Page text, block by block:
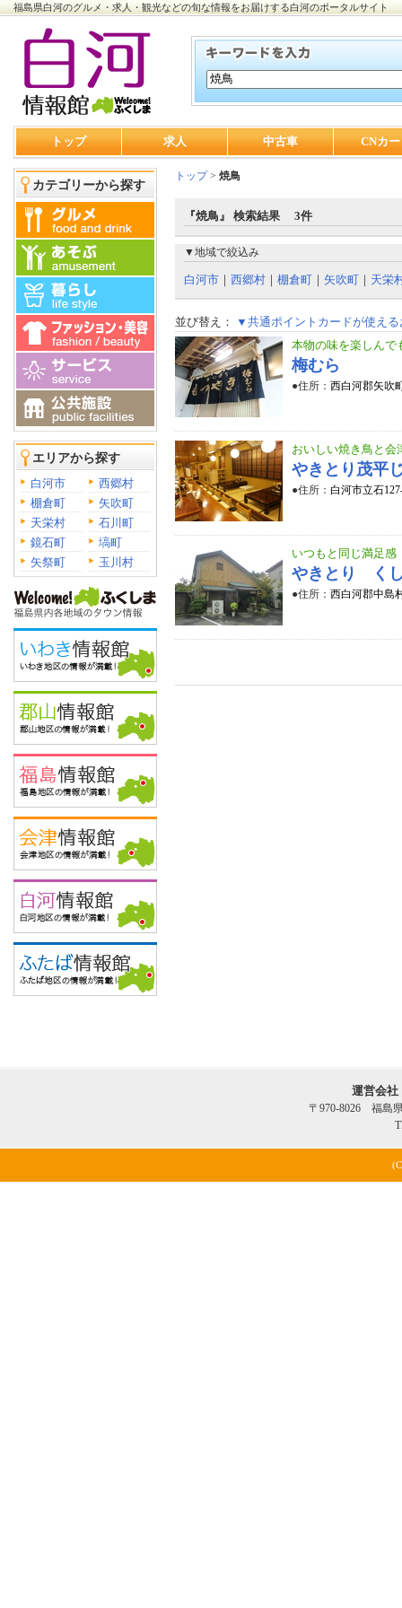
福島県白河のグルメ・求人・観光などの旬な情報をお届けする白河のポータルサイト
トップ 求人 中古車 CNカ
カテゴリーから探す
エリアから探す
白河市
西郷村
棚倉町
矢吹町
天栄村
石川町
鏡石町
塙町
矢祭町
玉川村
トップ> 焼鳥
『焼鳥』 検索結果 3件
▼地域で絞込み
白河市 ｜ 西郷村 ｜ 棚倉町 ｜ 矢吹町 ｜ 天栄
並び替え：
▼共通ポイントカードが使える
本物の味を楽しん
梅むら
●住所： 西白河郡矢吹
おいしい焼き鳥と会
やきとり茂平
●住所： 白河市立石
いつもと同じ満足感
やきとり く
●住所： 西白河郡中島
運営会
〒970-8026 福島